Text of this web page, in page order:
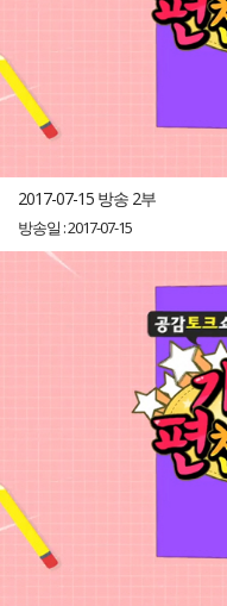
2017-07-15 방송 2부
방송일 : 2017-07-15